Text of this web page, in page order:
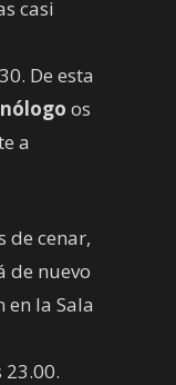
casi
De esta
os
a
de cenar,
de nuevo
la Sala